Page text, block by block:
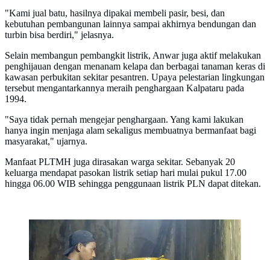
"Kami jual batu, hasilnya dipakai membeli pasir, besi, dan
kebutuhan pembangunan lainnya sampai akhirnya bendungan dan
turbin bisa berdiri," jelasnya.
Selain membangun pembangkit listrik, Anwar juga aktif melakukan
penghijauan dengan menanam kelapa dan berbagai tanaman keras di
kawasan perbukitan sekitar pesantren. Upaya pelestarian lingkungan
tersebut mengantarkannya meraih penghargaan Kalpataru pada
1994.
"Saya tidak pernah mengejar penghargaan. Yang kami lakukan
hanya ingin menjaga alam sekaligus membuatnya bermanfaat bagi
masyarakat," ujarnya.
Manfaat PLTMH juga dirasakan warga sekitar. Sebanyak 20
keluarga mendapat pasokan listrik setiap hari mulai pukul 17.00
hingga 06.00 WIB sehingga penggunaan listrik PLN dapat ditekan.
Kisah Ponpes di Lampung Timur Mandiri Listrik 32
Tahun, Santri hingga Warga Nikmati Energi dari
Bendungan